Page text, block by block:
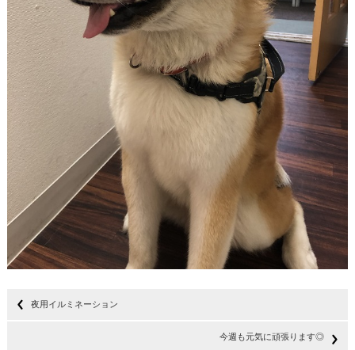
夜用イルミネーション
今週も元気に頑張ります◎